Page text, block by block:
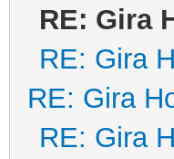
RE: Gira
RE: Gira
RE: Gira
RE: Gira